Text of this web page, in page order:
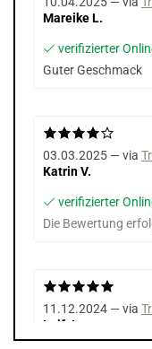
Mareike L.
verifizierter
Guter Geschmack
03.03.2025 — via
Katrin V.
verifizierter
Die Bewertung
11.12.2024 — via
Leif J.